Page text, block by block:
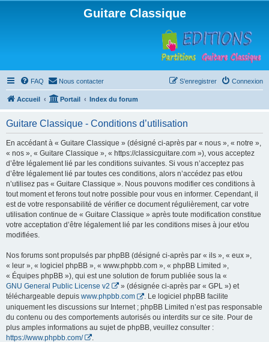
Guitare Classique
FAQ Nous contacter Connexion
S’enregistrer
Accueil Portail Index du forum
Guitare Classique - Conditions d’utilisation
En accédant à « Guitare Classique » (désigné ci-après par « nous », « notre »,
« nos », « Guitare Classique », « https://classicguitare.com »), vous acceptez
d’être légalement lié par les conditions suivantes. Si vous n’acceptez pas
d’être légalement lié par toutes ces conditions, alors n’accédez pas et/ou
n’utilisez pas « Guitare Classique ». Nous pouvons modifier ces conditions à
tout moment et ferons tout notre possible pour vous en informer. Cependant, il
est de votre responsabilité de vérifier ce document régulièrement, car votre
utilisation continue de « Guitare Classique » après toute modification constitue
votre acceptation d’être légalement lié par les conditions mises à jour et/ou
modifiées.
Nos forums sont propulsés par phpBB (désigné ci-après par « ils », « eux »,
« leur », « logiciel phpBB », « www.phpbb.com », « phpBB Limited »,
« Équipes phpBB »), qui est une solution de forum publiée sous la «
GNU General Public License v2
» (désignée ci-après par « GPL ») et
téléchargeable depuis www.phpbb.com
. Le logiciel phpBB facilite
uniquement les discussions sur Internet ; phpBB Limited n’est pas responsable
du contenu ou des comportements autorisés ou interdits sur ce site. Pour de
plus amples informations au sujet de phpBB, veuillez consulter :
https://www.phpbb.com/